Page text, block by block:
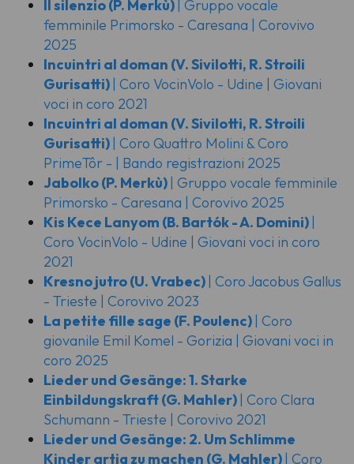
Il silenzio(P. Merkù) | Gruppo vocale
femminile Primorsko - Caresana | Corovivo
2025
Incuintri al doman (V. Sivilotti, R. Stroili
Gurisatti) | Coro VocinVolo - Udine | Giovani
voci in coro 2021
Incuintri al doman (V. Sivilotti, R. Stroili
Gurisatti) | Coro Quattro Molini & Coro
PrimeTôr - | Bando registrazioni 2025
Jabolko(P. Merkù) | Gruppo vocale femminile
Primorsko - Caresana | Corovivo 2025
Kis Kece Lanyom (B. Bartók - A. Domini) |
Coro VocinVolo - Udine | Giovani voci in coro
2021
Kresno jutro(U. Vrabec) | Coro Jacobus Gallus
- Trieste | Corovivo 2023
La petite fille sage (F. Poulenc) | Coro
giovanile Emil Komel - Gorizia | Giovani voci in
coro 2025
Lieder und Gesänge: 1. Starke
Einbildungskraft(G. Mahler) | Coro Clara
Schumann - Trieste | Corovivo 2021
Lieder und Gesänge: 2. Um Schlimme
Kinder artig zu machen (G. Mahler) | Coro